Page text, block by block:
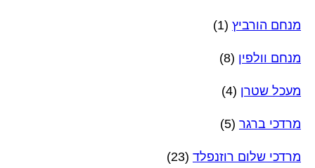
מנחם הורביץ (1)
מנחם וולפין (8)
מעכל שטרן (4)
מרדכי ברגר (5)
מרדכי שלום רוזנפלד (23)